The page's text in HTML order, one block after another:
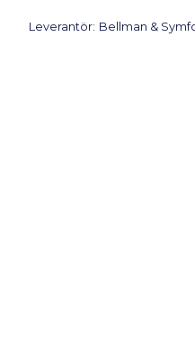
Leverantör: Bellman &